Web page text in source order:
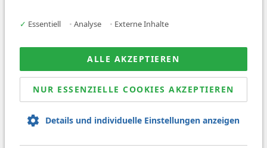
Über uns
News
© 2026 Sanovetis. All rights reserved.
✓ Essentiell • Analyse • Externe Inhalte
ALLE AKZEPTIEREN
NUR ESSENZIELLE COOKIES AKZEPTIEREN
Details und individuelle Einstellungen anzeigen